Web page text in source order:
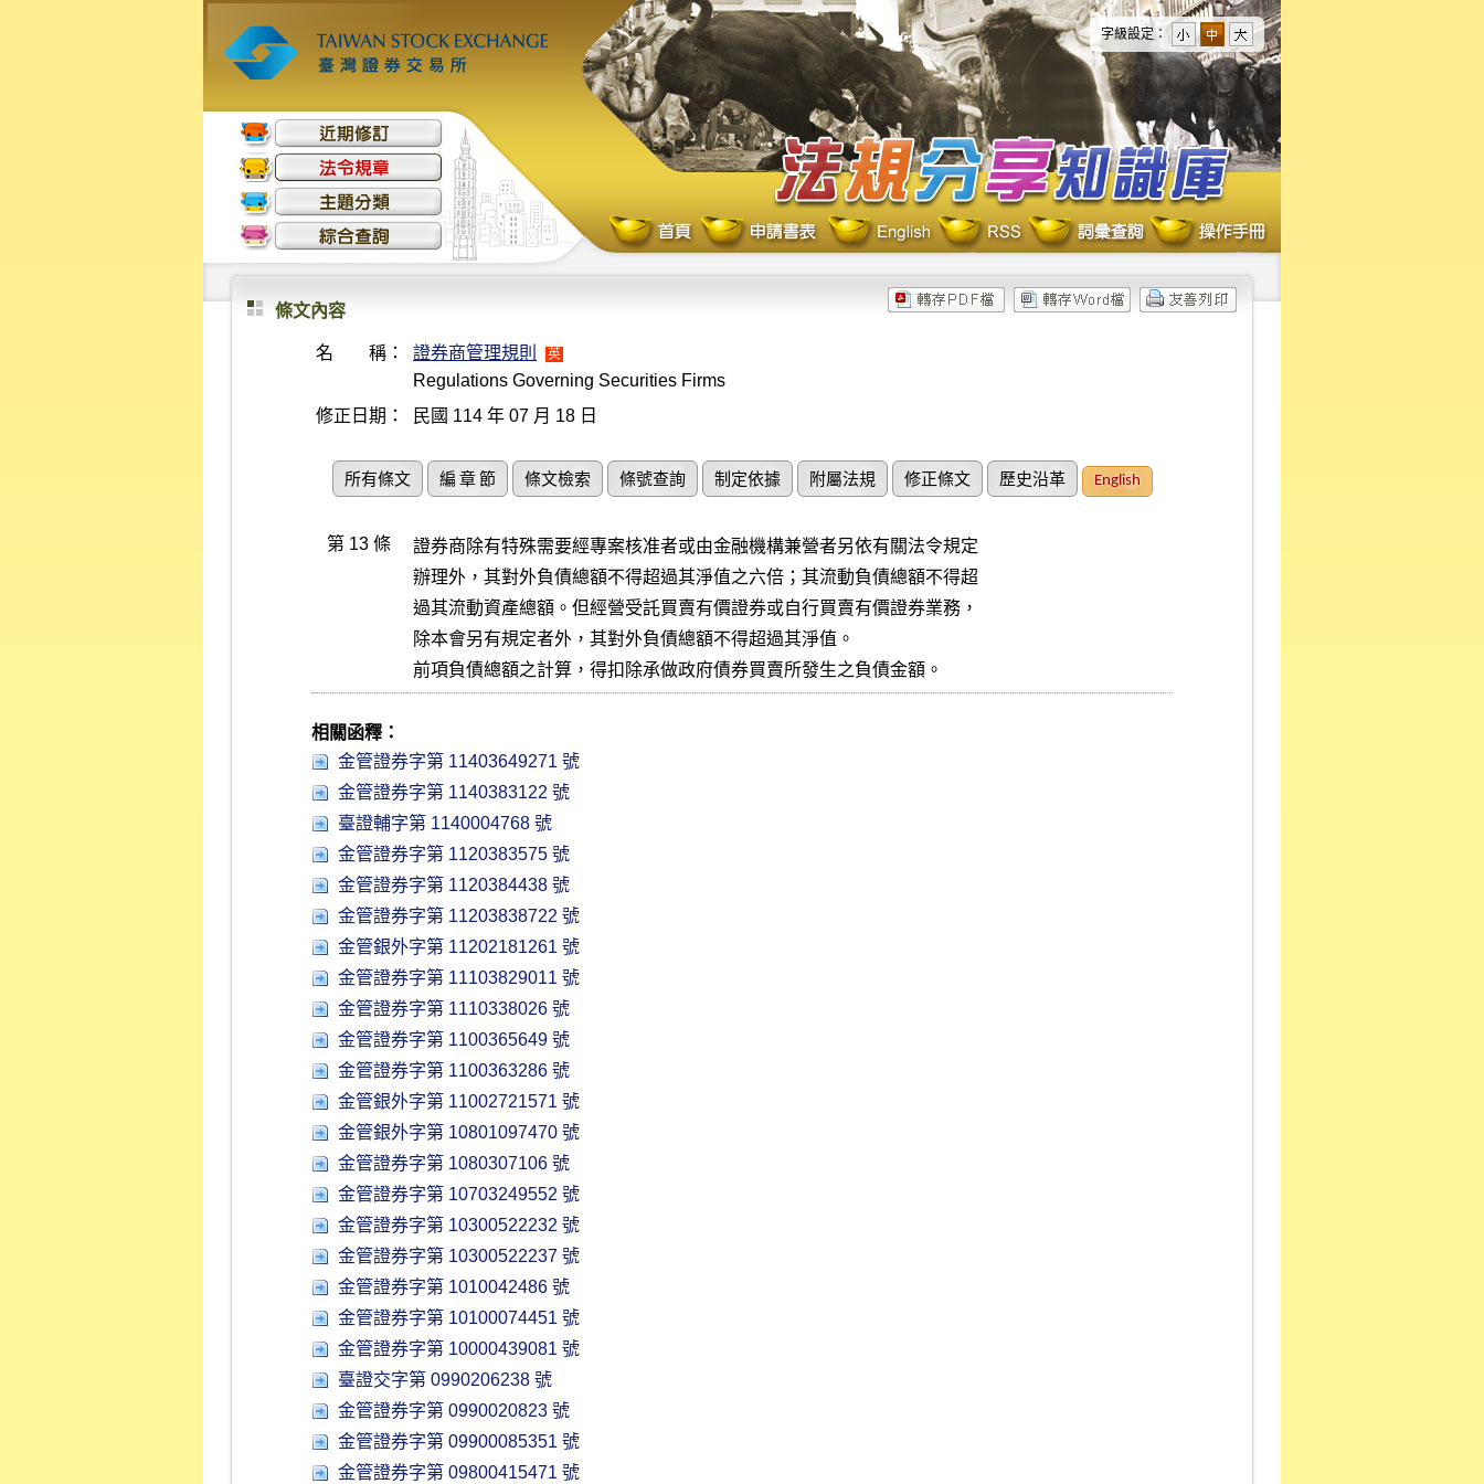
字級設定：
條文內容
名 稱： 證券商管理規則 英
Regulations Governing Securities Firms
修正日期：
民國 114 年 07 月 18 日
所有條文 編 章 節 條文檢索 條號查詢 制定依據 附屬法規 修正條文 歷史沿革 English
第 13 條
證券商除有特殊需要經專案核准者或由金融機構兼營者另依有關法令規定
辦理外，其對外負債總額不得超過其淨值之六倍；其流動負債總額不得超
過其流動資產總額。但經營受託買賣有價證券或自行買賣有價證券業務，
除本會另有規定者外，其對外負債總額不得超過其淨值。
前項負債總額之計算，得扣除承做政府債券買賣所發生之負債金額。
相關函釋：
金管證券字第 11403649271 號
金管證券字第 1140383122 號
臺證輔字第 1140004768 號
金管證券字第 1120383575 號
金管證券字第 1120384438 號
金管證券字第 11203838722 號
金管銀外字第 11202181261 號
金管證券字第 11103829011 號
金管證券字第 1110338026 號
金管證券字第 1100365649 號
金管證券字第 1100363286 號
金管銀外字第 11002721571 號
金管銀外字第 10801097470 號
金管證券字第 1080307106 號
金管證券字第 10703249552 號
金管證券字第 10300522232 號
金管證券字第 10300522237 號
金管證券字第 1010042486 號
金管證券字第 10100074451 號
金管證券字第 10000439081 號
臺證交字第 0990206238 號
金管證券字第 0990020823 號
金管證券字第 09900085351 號
金管證券字第 09800415471 號